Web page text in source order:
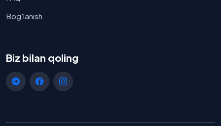
Bog'lanish
Biz bilan qoling